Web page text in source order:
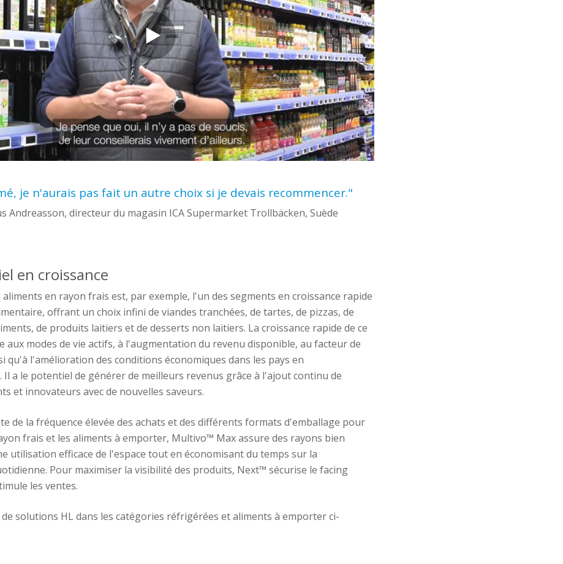
je n'aurais pas fait un autre choix si je devais recommencer."
Andreasson, directeur du magasin ICA Supermarket Trollbäcken, Suède
en croissance
aliments en rayon frais est, par exemple, l'un des segments en croissance rapide
offrant un choix infini de viandes tranchées, de tartes, de pizzas, de
de produits laitiers et de desserts non laitiers. La croissance rapide de ce
aux modes de vie actifs, à l'augmentation du revenu disponible, au facteur de
qu'à l'amélioration des conditions économiques dans les pays en
Il a le potentiel de générer de meilleurs revenus grâce à l'ajout continu de
et innovateurs avec de nouvelles saveurs.
de la fréquence élevée des achats et des différents formats d'emballage pour
frais et les aliments à emporter, Multivo™ Max assure des rayons bien
utilisation efficace de l'espace tout en économisant du temps sur la
Pour maximiser la visibilité des produits, Next™ sécurise le facing
les ventes.
solutions HL dans les catégories réfrigérées et aliments à emporter ci-